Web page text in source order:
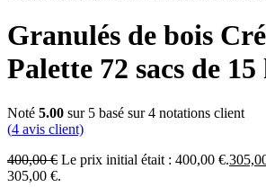
Granulés de bois
Palette 72 sacs de 15
Noté 5.00 sur 5 basé sur4 notations client
(4 avis client)
400,00€ Le prix initial était : 400,00 €.
305,00 €.